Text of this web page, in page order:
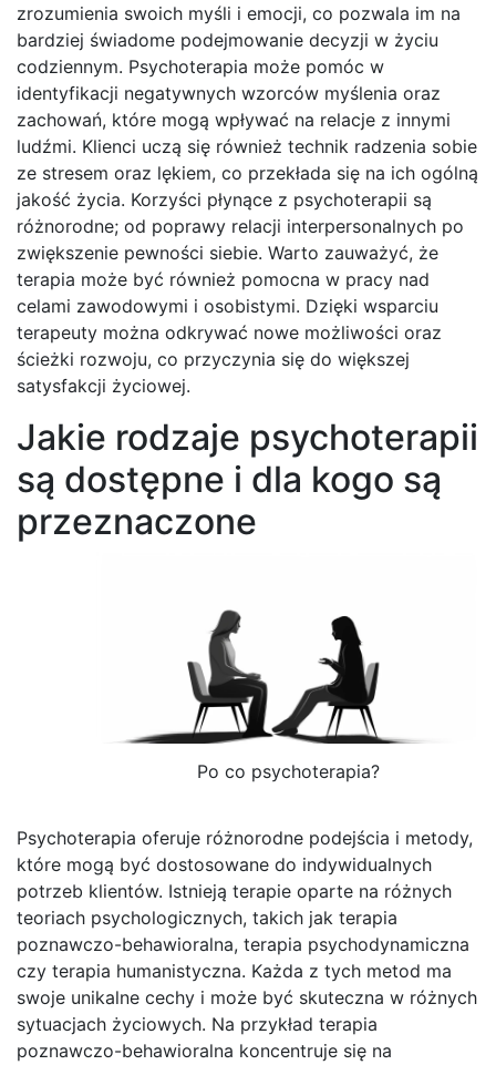
zrozumienia swoich myśli i emocji, co pozwala im na
bardziej świadome podejmowanie decyzji w życiu
codziennym. Psychoterapia może pomóc w
identyfikacji negatywnych wzorców myślenia oraz
zachowań, które mogą wpływać na relacje z innymi
ludźmi. Klienci uczą się również technik radzenia sobie
ze stresem oraz lękiem, co przekłada się na ich ogólną
jakość życia. Korzyści płynące z psychoterapii są
różnorodne; od poprawy relacji interpersonalnych po
zwiększenie pewności siebie. Warto zauważyć, że
terapia może być również pomocna w pracy nad
celami zawodowymi i osobistymi. Dzięki wsparciu
terapeuty można odkrywać nowe możliwości oraz
ścieżki rozwoju, co przyczynia się do większej
satysfakcji życiowej.
Jakie rodzaje psychoterapii
są dostępne i dla kogo są
przeznaczone
Po co psychoterapia?
Psychoterapia oferuje różnorodne podejścia i metody,
które mogą być dostosowane do indywidualnych
potrzeb klientów. Istnieją terapie oparte na różnych
teoriach psychologicznych, takich jak terapia
poznawczo-behawioralna, terapia psychodynamiczna
czy terapia humanistyczna. Każda z tych metod ma
swoje unikalne cechy i może być skuteczna w różnych
sytuacjach życiowych. Na przykład terapia
poznawczo-behawioralna koncentruje się na